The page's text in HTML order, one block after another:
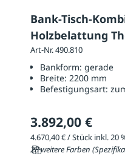
Bank-Tisch-
Holzbelattung
Art-Nr. 490.810
Bankform: gerade
Breite: 2200 mm
Befestigungsart:
3.892,00 €
28 weitere Farben